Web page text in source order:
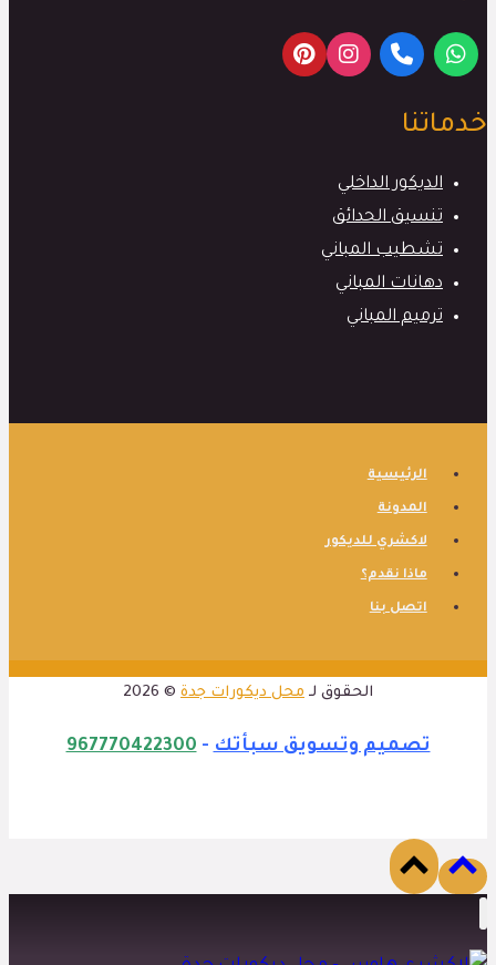
خدماتنا
الديكور الداخلي
تنسيق الحدائق
تشطيب المباني
دهانات المباني
ترميم المباني
الرئيسية
المدونة
لاكشري للديكور
ماذا نقدم؟
اتصل بنا
الحقوق لـ محل ديكورات جدة © 2026
تصميم وتسويق سبأتك -
967770422300